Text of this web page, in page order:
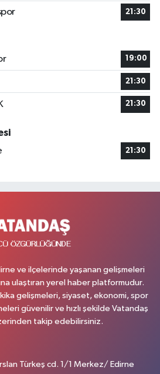
21:30
19:00
21:30
21:30
21:30
ve ilçelerinde yaşanan gelişmeleri
ulaştıran yerel haber platformudur.
gelişmeleri, siyaset, ekonomi, spor
güvenilir ve hızlı şekilde Vatandaş
takip edebilirsiniz.
Türkeş cd. 1/1 Merkez/ Edirne